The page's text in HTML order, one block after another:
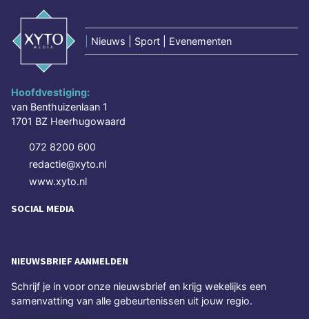
Nieuws | Sport | Evenementen
Hoofdvestiging:
van Benthuizenlaan 1
1701 BZ Heerhugowaard
072 8200 600
redactie@xyto.nl
www.xyto.nl
SOCIAL MEDIA
NIEUWSBRIEF AANMELDEN
Schrijf je in voor onze nieuwsbrief en krijg wekelijks een
samenvatting van alle gebeurtenissen uit jouw regio.